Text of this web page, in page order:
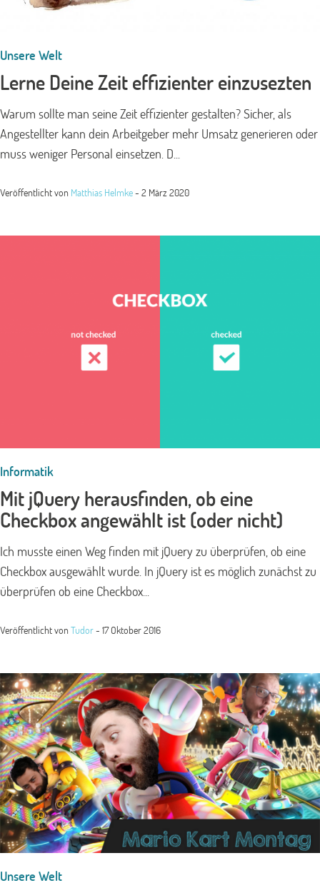
Unsere Welt
Lerne Deine Zeit effizienter einzusezten
Warum sollte man seine Zeit effizienter gestalten? Sicher, als
Angestellter kann dein Arbeitgeber mehr Umsatz generieren oder
muss weniger Personal einsetzen. D...
Veröffentlicht von Matthias Helmke- 2 März 2020
Informatik
Mit jQuery herausfinden, ob eine
Checkbox angewählt ist (oder nicht)
Ich musste einen Weg finden mit jQuery zu überprüfen, ob eine
Checkbox ausgewählt wurde. In jQuery ist es möglich zunächst zu
überprüfen ob eine Checkbox...
Veröffentlicht vonTudor- 17 Oktober 2016
Unsere Welt